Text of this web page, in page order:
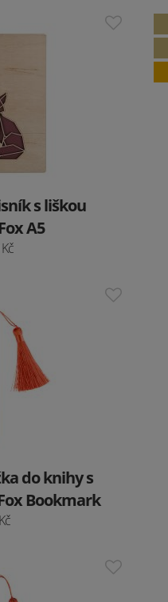
s liškou
A5
do knihy s
Bookmark